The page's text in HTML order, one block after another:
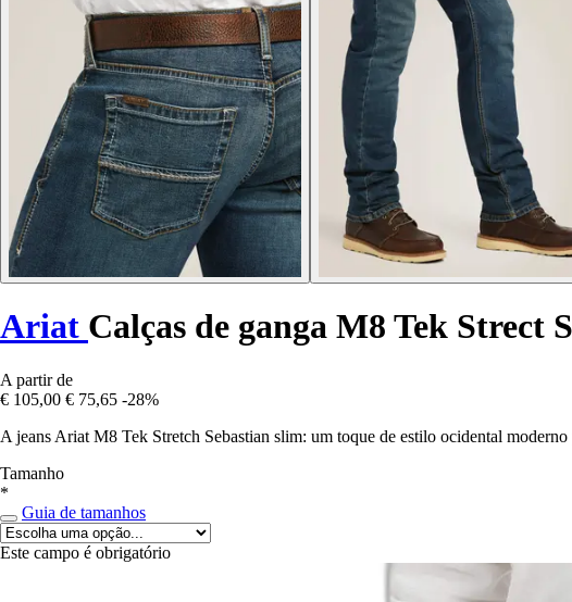
Ariat Calças de ganga M8 Tek Strect
A partir de
€ 105,00 € 75,65 -28%
A jeans Ariat M8 Tek Stretch Sebastian slim: um toque de estilo ocidental
Tamanho
*
Guia de tamanhos
Este campo é obrigatório